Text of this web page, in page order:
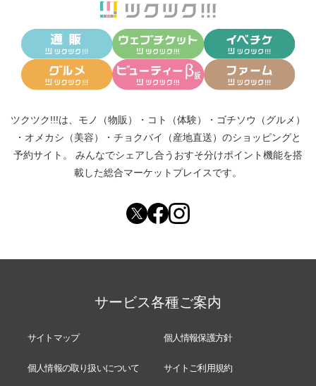
ツクツク!!!は、 モノ（物販） ・ コト（体験） ・ ゴチソウ（グルメ）
・ オメカシ（美容） ・ チョクバイ（産地直送） のショッピングと
予約サイト。
みんなでシェアし合う おすそ分けポイント機能を搭
載した総合マーケットプレイスです。
サービス各種ご案内
サイトマップ 個人情報保護方針
個人情報の取り扱いについて サイトご利用規約